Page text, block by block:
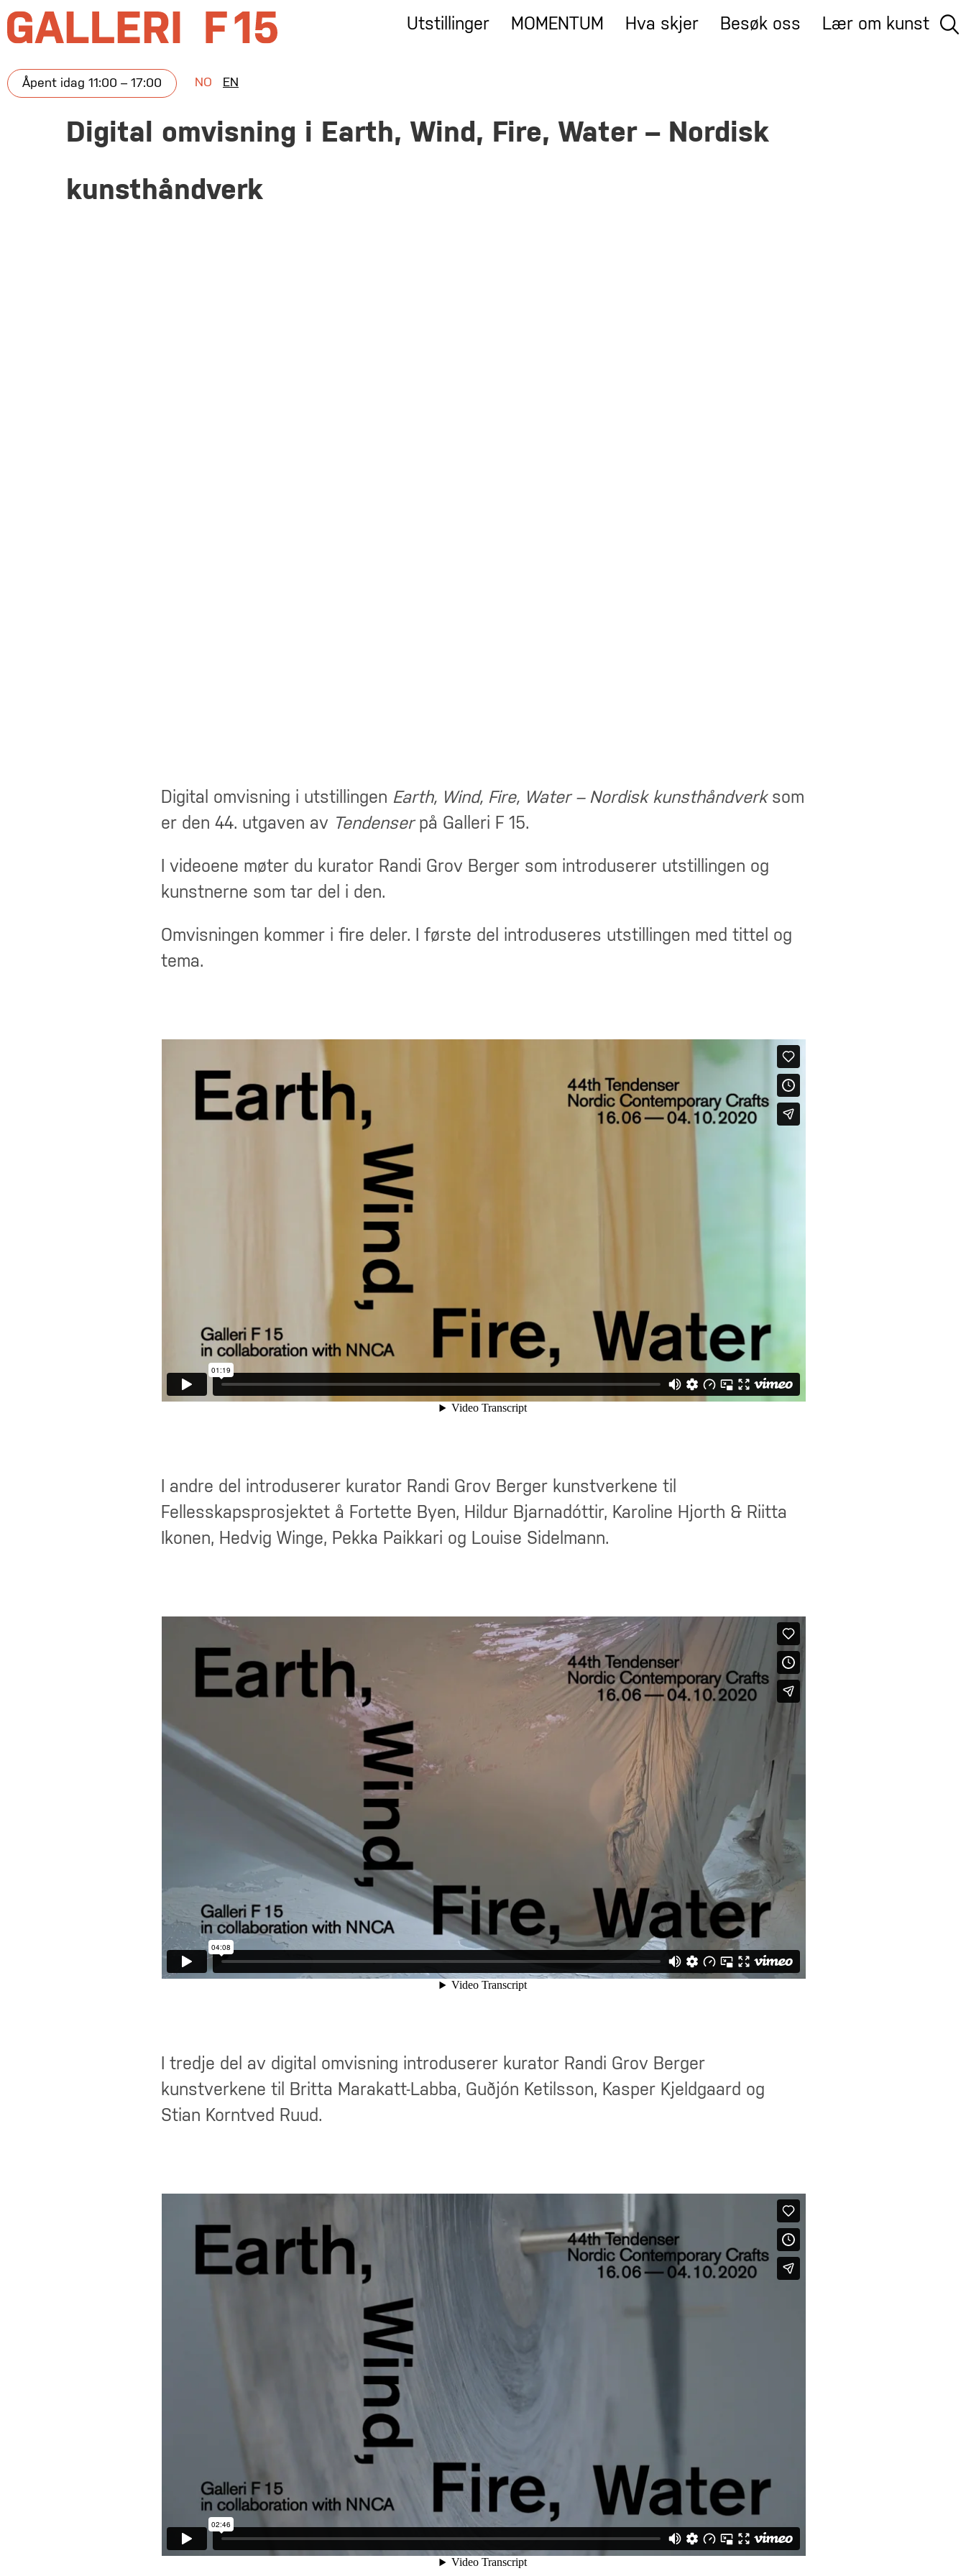
Utstillinger MOMENTUM Hva skjer Besøk oss Lær om kunst
Åpent idag 11:00 – 17:00 NO EN
Digital omvisning i Earth, Wind, Fire, Water – Nordisk
kunsthåndverk
Digital omvisning i utstillingen Earth, Wind, Fire, Water – Nordisk kunsthåndverksom
er den 44. utgaven av Tendenserpå Galleri F 15.
I videoene møter du kurator Randi Grov Berger som introduserer utstillingen og
kunstnerne som tar del i den.
Omvisningen kommer i fire deler. I første del introduseres utstillingen med tittel og
tema.
I andre del introduserer kurator Randi Grov Berger kunstverkene til
Fellesskapsprosjektet å Fortette Byen, Hildur Bjarnadóttir, Karoline Hjorth & Riitta
Ikonen, Hedvig Winge, Pekka Paikkari og Louise Sidelmann.
I tredje del av digital omvisning introduserer kurator Randi Grov Berger
kunstverkene til Britta Marakatt-Labba, Guðjón Ketilsson, Kasper Kjeldgaard og
Stian Korntved Ruud.